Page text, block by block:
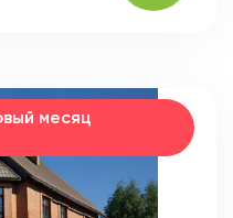
месяц